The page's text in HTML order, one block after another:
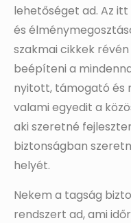
lehetőséget ad. Az
és
szakmai cikkek
beépíteni a
nyitott, támogató és
valami egyedit a
aki szeretné
biztonságban
helyét.
Nekem a tagság
rendszert ad, ami